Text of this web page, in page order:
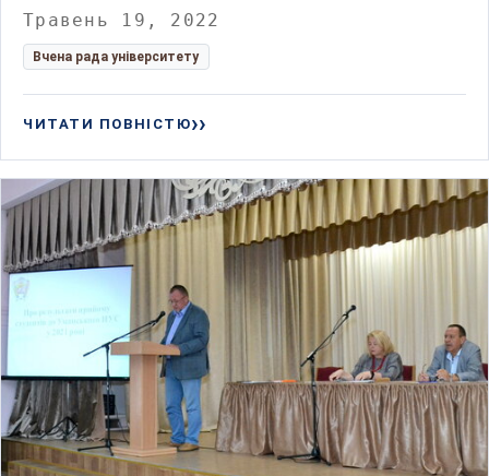
Травень 19, 2022
Вчена рада університету
ЧИТАТИ ПОВНІСТЮ